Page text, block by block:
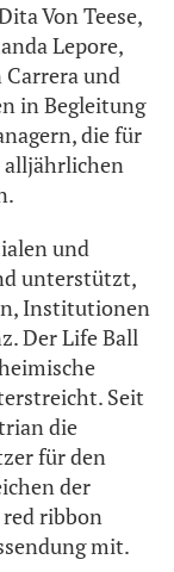
Von Teese,
Lepore,
Carrera und
in Begleitung
die für
alljährlichen
und
unterstützt,
Institutionen
Der Life Ball
Seit
die
für den
der
ribbon
mit.